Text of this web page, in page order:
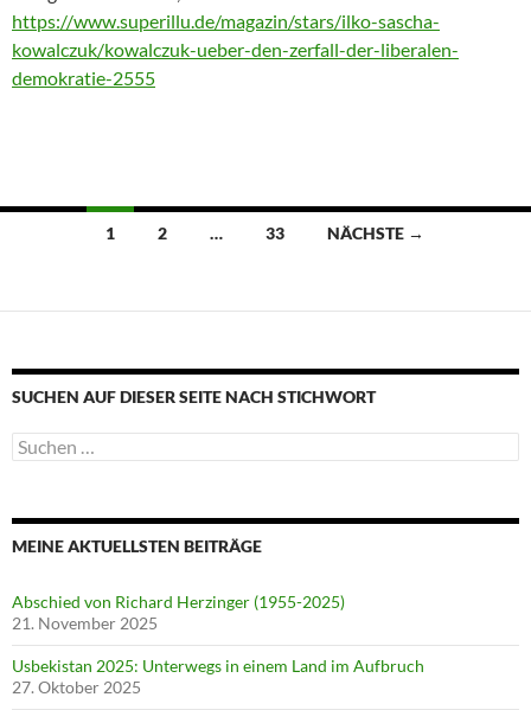
https://www.superillu.de/magazin/stars/ilko-sascha-
kowalczuk/kowalczuk-ueber-den-zerfall-der-liberalen-
demokratie-2555
Beitragsnavigation
1 2 … 33 NÄCHSTE →
SUCHEN AUF DIESER SEITE NACH STICHWORT
Suche
nach:
MEINE AKTUELLSTEN BEITRÄGE
Abschied von Richard Herzinger (1955-2025)
21. November 2025
Usbekistan 2025: Unterwegs in einem Land im Aufbruch
27. Oktober 2025